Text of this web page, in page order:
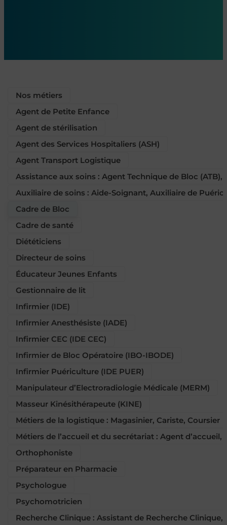
Nos métiers
Agent de Petite Enfance
Agent de stérilisation
Agent des Services Hospitaliers (ASH)
Agent Transport Logistique
Assistance aux soins : Agent Technique de Bloc
Auxiliaire de soins : Aide-Soignant, Auxiliaire de
Cadre de Bloc
Cadre de santé
Diététiciens
Directeur de soins
Éducateur Jeunes Enfants
Gestionnaire de lit
Infirmier (IDE)
Infirmier Anesthésiste (IADE)
Infirmier CEC (IDE CEC)
Infirmier de Bloc Opératoire (IBO-IBODE)
Infirmier Puériculture (IDE PUER)
Manipulateur d’Electroradiologie Médicale (MERM)
Masseur Kinésithérapeute (KINE)
Métiers de la logistique : Magasinier, Cariste, Coursier
Métiers de l’accueil et du secrétariat : Agent
Orthophoniste
Préparateur en Pharmacie
Psychologue
Psychomotricien
Recherche Clinique : Assistant de Recherche